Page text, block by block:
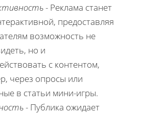
- Реклама станет
предоставляя
возможность не
но и
с контентом,
через опросы или
в статьи мини-игры.
- Публика ожидает